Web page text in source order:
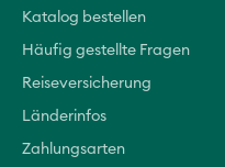
Katalog bestellen
Häufig gestellte Fragen
Reiseversicherung
Länderinfos
Zahlungsarten